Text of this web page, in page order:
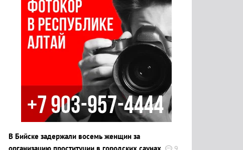
В Бийске задержали восемь женщин за